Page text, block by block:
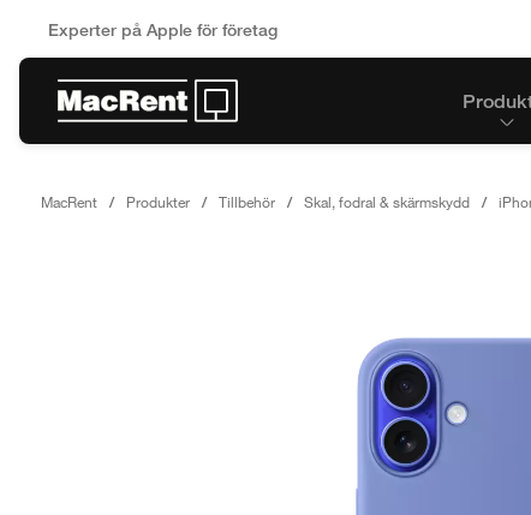
Experter på Apple för företag
MacRent Produkter Tillbehör Skal, fodral & skärmskydd